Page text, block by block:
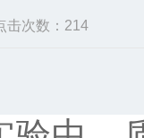
击次数：214